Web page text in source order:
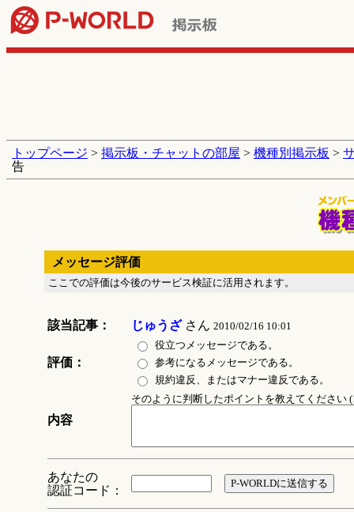
トップページ > 掲示板・チャットの部屋 > 機種別掲示板 >
告
メッセージ評価
ここでの評価は今後のサービス検証に活用されます。
該当記事： じゅうざさん 2010/02/16 10:01
評価：
役立つメッセージである。
参考になるメッセージである。
規約違反、またはマナー違反である。
内容
そのように判断したポイントを教えてください
あなたの
認証コード：